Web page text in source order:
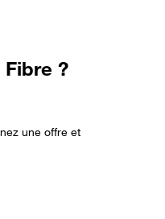
?
une offre et